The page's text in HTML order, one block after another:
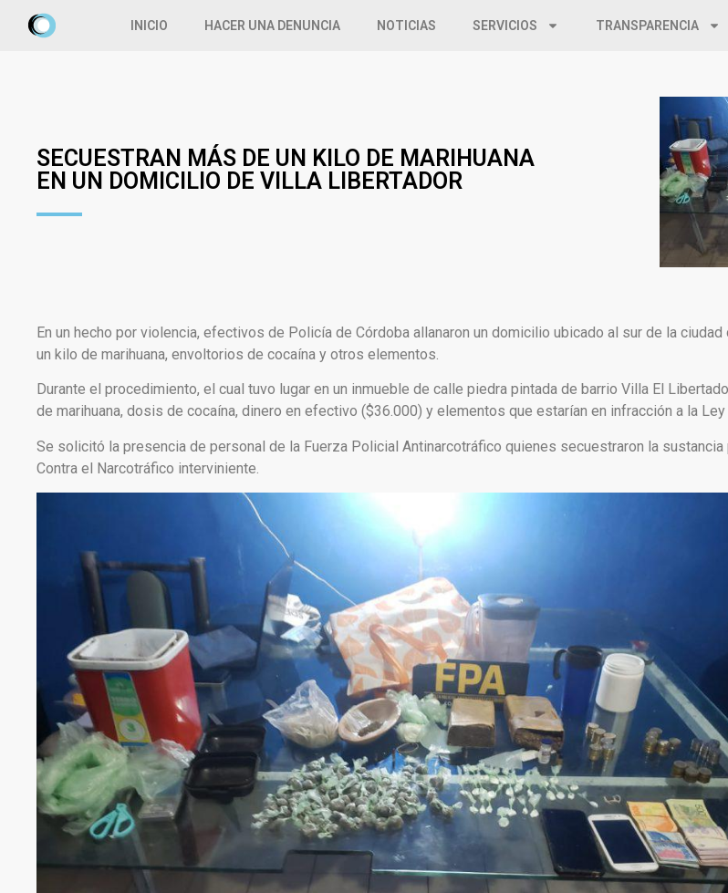
INICIO HACER UNA DENUNCIA NOTICIAS SERVICIOS TRANSPARENCIA
SECUESTRAN MÁS DE UN KILO DE MARIHUANA
EN UN DOMICILIO DE VILLA LIBERTADOR
En un hecho por violencia, efectivos de Policía de Córdoba allanaron un domicilio ubicado al sur de la
un kilo de marihuana, envoltorios de cocaína y otros elementos.
Durante el procedimiento, el cual tuvo lugar en un inmueble de calle piedra pintada de barrio Villa El
de marihuana, dosis de cocaína, dinero en efectivo ($36.000) y elementos que estarían en infracción a la
Se solicitó la presencia de personal de la Fuerza Policial Antinarcotráfico quienes secuestraron la sustancia
Contra el Narcotráfico interviniente.